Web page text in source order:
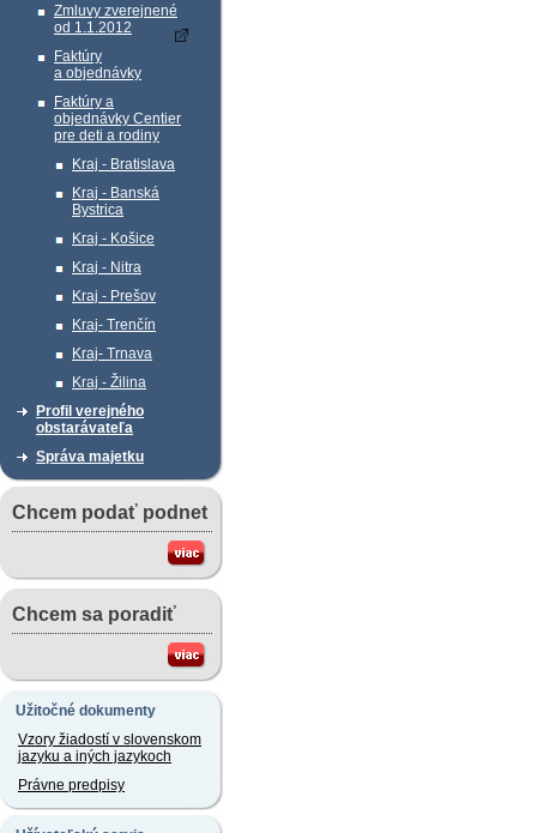
Zmluvy zverejnené
od 1.1.2012
Faktúry
a objednávky
Faktúry a
objednávky Centier
pre deti a rodiny
Kraj - Bratislava
Kraj - Banská
Bystrica
Kraj - Košice
Kraj - Nitra
Kraj - Prešov
Kraj- Trenčín
Kraj- Trnava
Kraj - Žilina
Profil verejného
obstarávateľa
Správa majetku
Chcem podať podnet
Chcem sa poradiť
Užitočné dokumenty
Vzory žiadostí v slovenskom
jazyku a iných jazykoch
Právne predpisy